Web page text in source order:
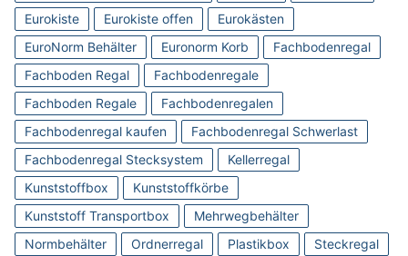
Eurokiste
Eurokiste offen
Eurokästen
EuroNorm Behälter
Euronorm Korb
Fachbodenregal
Fachboden Regal
Fachbodenregale
Fachboden Regale
Fachbodenregalen
Fachbodenregal kaufen
Fachbodenregal Schwerlast
Fachbodenregal Stecksystem
Kellerregal
Kunststoffbox
Kunststoffkörbe
Kunststoff Transportbox
Mehrwegbehälter
Normbehälter
Ordnerregal Plastikbox
Steckregal